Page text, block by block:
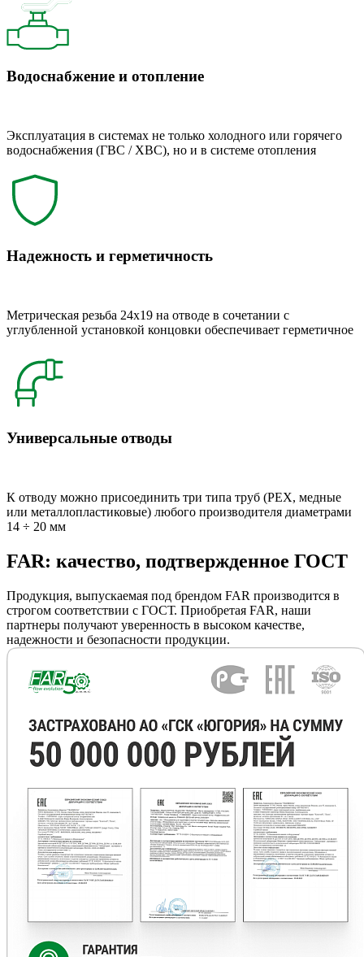
Водоснабжение и отопление
Эксплуатация в системах не только холодного или горячего
водоснабжения (ГВС / ХВС), но и в системе отопления
Надежность и герметичность
Метрическая резьба 24x19 на отводе в сочетании с
углубленной установкой концовки обеспечивает герметичное
Универсальные отводы
К отводу можно присоединить три типа труб (РЕХ, медные
или металлопластиковые) любого производителя диаметрами
14 ÷ 20 мм
FAR: качество, подтвержденное ГОСТ
Продукция, выпускаемая под брендом FAR производится в
строгом соответствии с ГОСТ. Приобретая FAR, наши
партнеры получают уверенность в высоком качестве,
надежности и безопасности продукции.